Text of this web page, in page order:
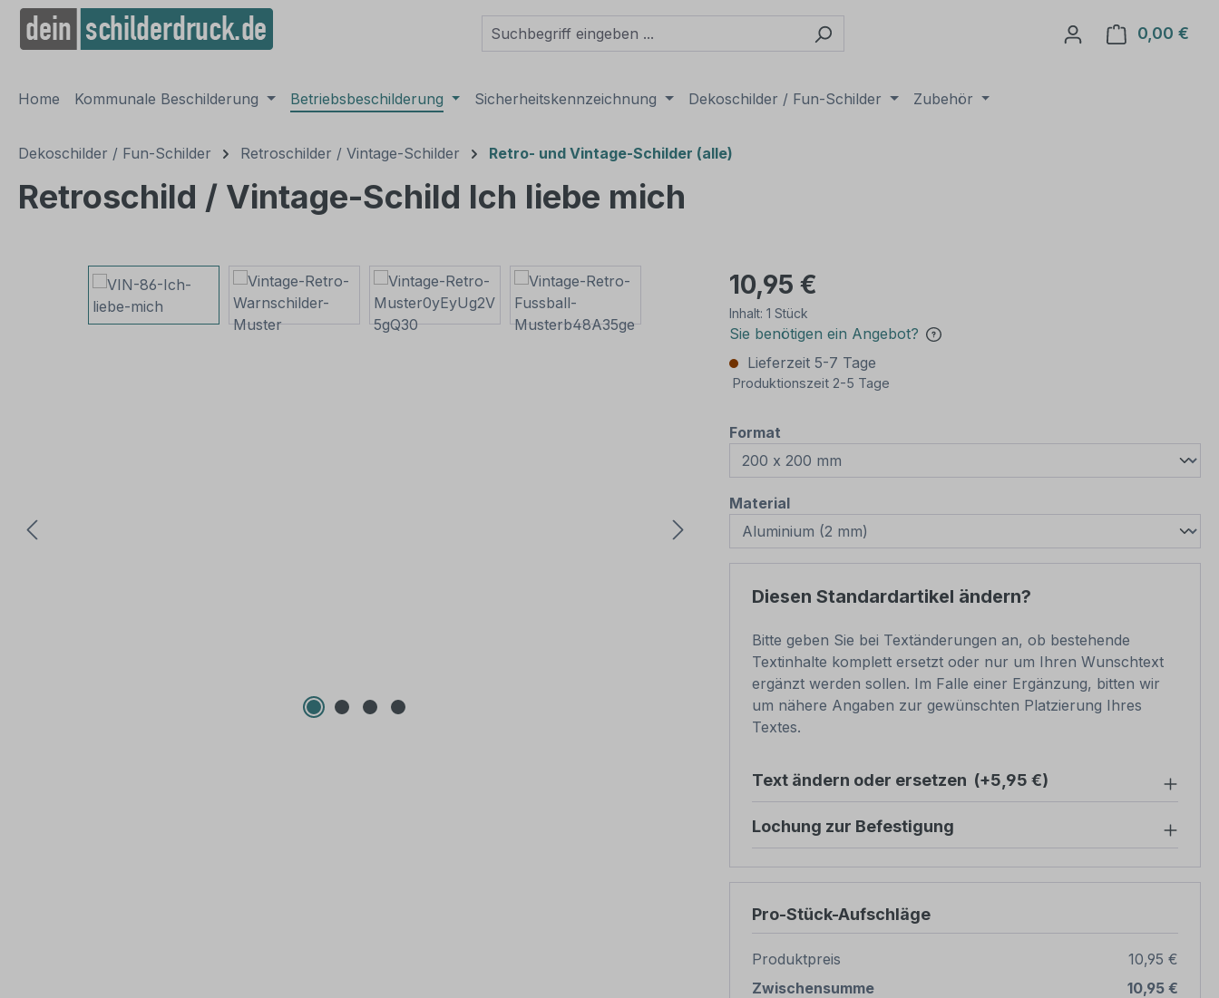
Zur Hauptnavigation springen
0,00 €
Home Kommunale Beschilderung Betriebsbeschilderung Sicherheitskennzeichnung Dekoschilder / Fun-Schilder Zubehör
Dekoschilder / Fun-Schilder Retroschilder / Vintage-Schilder Retro- und Vintage-Schilder (alle)
Retroschild / Vintage-Schild Ich liebe mich
Bildergalerie überspringen 10,95 €
Inhalt: 1 Stück
Sie benötigen ein Angebot?
Lieferzeit 5-7 Tage
Produktionszeit 2-5 Tage
Format
Materialauswählen
Diesen Standardartikel ändern?
Bitte geben Sie bei Textänderungen an, ob bestehende
Textinhalte komplett ersetzt oder nur um Ihren Wunschtext
ergänzt werden sollen. Im Falle einer Ergänzung, bitten wir
um nähere Angaben zur gewünschten Platzierung Ihres
Textes.
Text ändern oder ersetzen (+5,95 €)
Lochung zur Befestigung
Pro-Stück-Aufschläge
Produktpreis
10,95 €
Zwischensumme
10,95 €